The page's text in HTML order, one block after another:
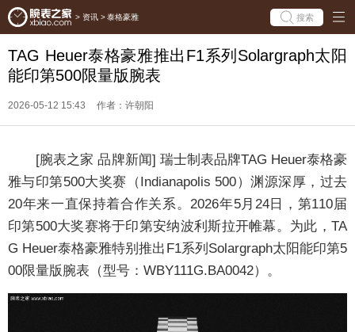
> 资讯 > 泰格豪雅 搜索
TAG Heuer泰格豪雅推出F1系列Solargraph太阳
能印第500限量版腕表
2026-05-12 15:43 作者：许朝阳
[腕表之家 品牌新闻] 瑞士制表品牌TAG Heuer泰格豪
雅与印第500大奖赛（Indianapolis 500）渊源深厚，过去
20年来一直保持着合作关系。2026年5月24日，第110届
印第500大奖赛将于印第安纳波利斯拉开帷幕。为此，TA
G Heuer泰格豪雅特别推出F1系列Solargraph太阳能印第5
00限量版腕表（型号：WBY111G.BA0042）。